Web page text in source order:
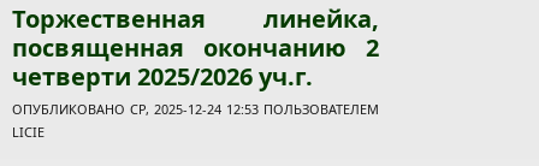
Торжественная линейка,
посвященная окончанию 2
четверти 2025/2026 уч.г.
ОПУБЛИКОВАНО СР, 2025-12-24 12:53 ПОЛЬЗОВАТЕЛЕМ
LICIE